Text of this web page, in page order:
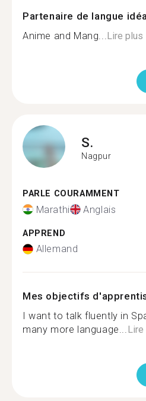
Partenaire de langue
Anime and Mang...Lire plus
S.
Nagpur
PARLE COURAMMENT
Marathi Anglais
APPREND
Allemand
Mes objectifs
I want to talk fluently in
many more language...Lire